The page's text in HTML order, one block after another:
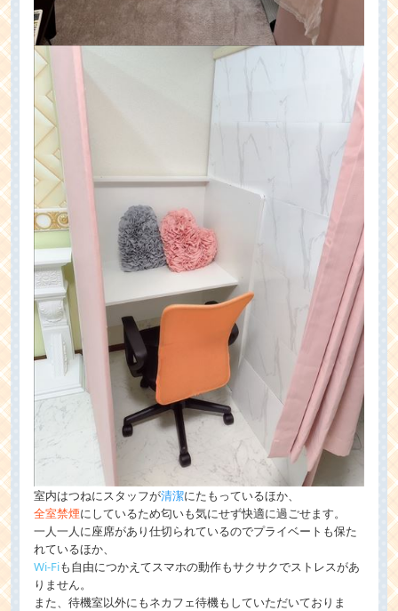
室内はつねにスタッフが清潔にたもっているほか、
全室禁煙にしているため匂いも気にせず快適に過ごせます。
一人一人に座席があり仕切られているのでプライベートも保た
れているほか、
Wi-Fiも自由につかえてスマホの動作もサクサクでストレスがあ
りません。
また、待機室以外にもネカフェ待機もしていただいておりま